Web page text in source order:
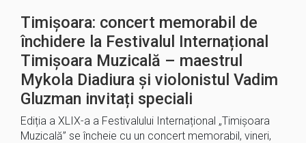
Timișoara: concert memorabil de
închidere la Festivalul Internațional
Timișoara Muzicală – maestrul
Mykola Diadiura și violonistul Vadim
Gluzman invitați speciali
Ediția a XLIX-a a Festivalului Internațional „Timișoara
Muzicală” se încheie cu un concert memorabil, vineri,